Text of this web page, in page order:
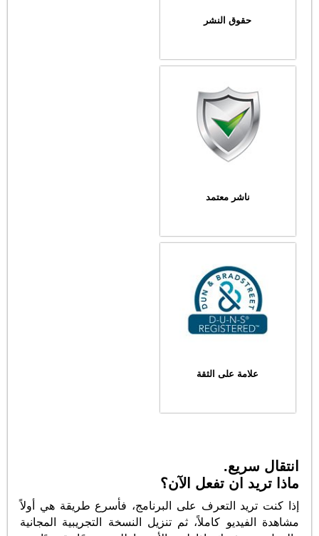
حقوق النشر
ناشر معتمد
علامة على الثقة
انتقال سريع.
ماذا تريد ان تفعل الآن؟
إذا كنت تريد التعرف على البرنامج، فأسرع طريقة هي أولاً
مشاهدة الفيديو كاملاً، ثم تنزيل النسخة التجريبية المجانية